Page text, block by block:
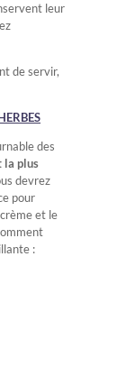
leur
de servir,
des
la plus
devrez
pour
et le
: